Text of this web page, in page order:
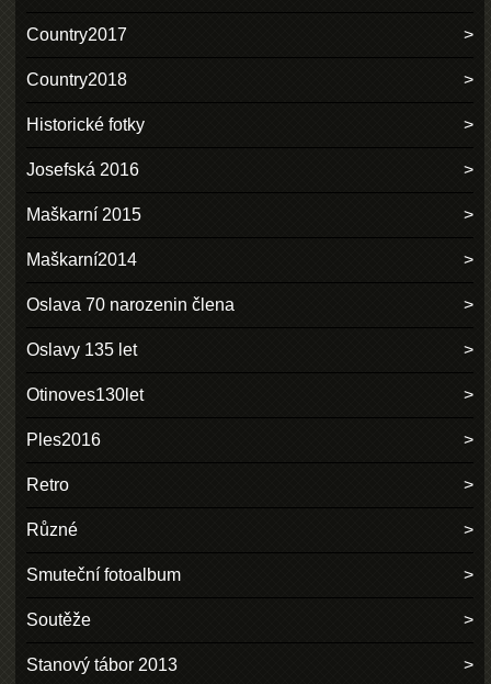
Country2017
Country2018
Historické fotky
Josefská 2016
Maškarní 2015
Maškarní2014
Oslava 70 narozenin člena
Oslavy 135 let
Otinoves130let
Ples2016
Retro
Různé
Smuteční fotoalbum
Soutěže
Stanový tábor 2013